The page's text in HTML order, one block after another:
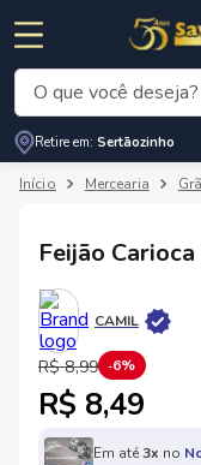
CUPOM DE
O que você deseja?
Retire em: Sertãozinho
Mercearia
Feijão
CAMIL
R$ 8,99 6%
R$ 8,49
Em até3x no
Termos mais
2º
cafe
3º
cerveja
4º
carne
5º arroz